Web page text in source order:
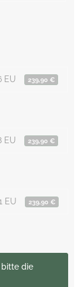
EU 239,90 €
EU 239,90 €
EU 239,90 €
bitte die